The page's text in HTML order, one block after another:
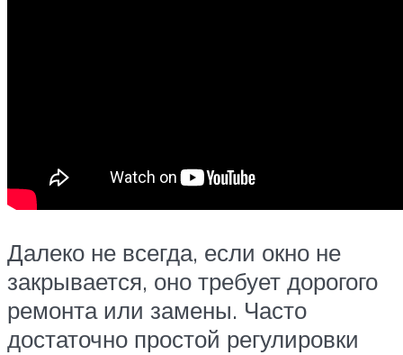
Далеко не всегда, если окно не
закрывается, оно требует дорогого
ремонта или замены. Часто
достаточно простой регулировки